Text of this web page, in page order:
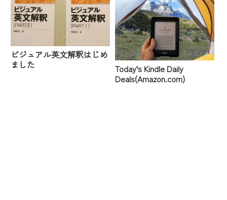
ビジュアル英文解釈はじめ
ました
Today’s Kindle Daily
Deals(Amazon.com)